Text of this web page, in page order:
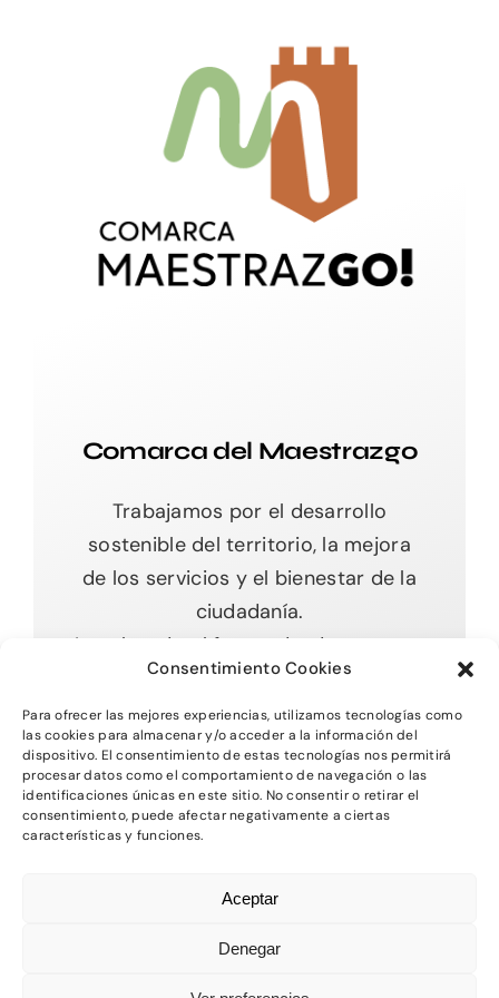
Consentimiento Cookies
Para ofrecer las mejores experiencias, utilizamos tecnologías como
las cookies para almacenar y/o acceder a la información del
dispositivo. El consentimiento de estas tecnologías nos permitirá
procesar datos como el comportamiento de navegación o las
identificaciones únicas en este sitio. No consentir o retirar el
consentimiento, puede afectar negativamente a ciertas
características y funciones.
Aceptar
Denegar
Comarca del Maestrazgo
Trabajamos por el desarrollo
sostenible del territorio, la mejora
de los servicios y el bienestar de la
ciudadanía.
Impulsando el futuro desde nuestras
raíces.
Toggle
Navigation
Inicio
Aviso Legal-Política de Privacidad